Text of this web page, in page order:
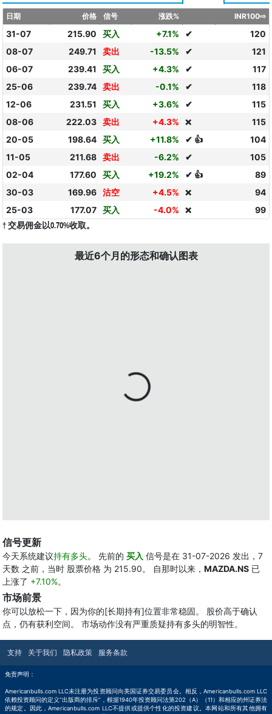
日期 价格 信号 涨跌% INR100⇨
31-07 215.90 买入 +7.1% ✔
120
08-07
249.71 卖出 -13.5% ✔
121
06-07
239.41 买入 +4.3% ✔
117
25-06
239.74 卖出 -0.1% ✔
118
12-06
231.51 买入 +3.6% ✔
115
08-06
222.03 卖出 +4.3% ❌
115
20-05
198.64 买入 +11.8% ✔ 👍
104
11-05
211.68 卖出 -6.2% ✔
105
02-04
177.60 买入 +19.2% ✔ 👍
89
30-03
169.96 沽空 +4.5% ❌
94
25-03
177.07 买入 -4.0% ❌ 99
† 交易佣金以0.70%收取。
最近6个月的形态和确认图表
信号更新
今天系统建议持有多头。 先前的 买入 信号是在 31-07-2026 发出，7
天数 之前，当时 股票价格 为 215.90。 自那时以来， MAZDA.NS 已
上涨了 +7.10%。
市场前景
你可以放松一下，因为你的[长期持有]位置非常稳固。 股价高于确认
点，仍有获利空间。 市场动作没有严重质疑持有多头的明智性。
支持 关于我们 隐私政策 服务条款
免责声明：
Americanbulls.com LLC未注册为投资顾问向美国证券交易委员会。相反，Americanbulls.com LLC
依赖投资顾问的定义“出版商的排斥”，根据1940年投资顾问法第202（A）（11）和相应的州证券法
的规定。因此，Americanbulls.com LLC不提供或提供个性化的投资建议。本网站和所有其他拥有